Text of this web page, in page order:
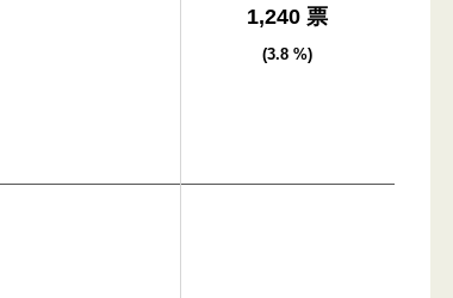
1,240 票
(3.8 %)